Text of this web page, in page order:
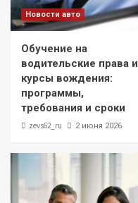
Новости авто
Обучение на
водительские права и
курсы вождения:
программы,
требования и сроки
zevs62_ru 2 июня 2026